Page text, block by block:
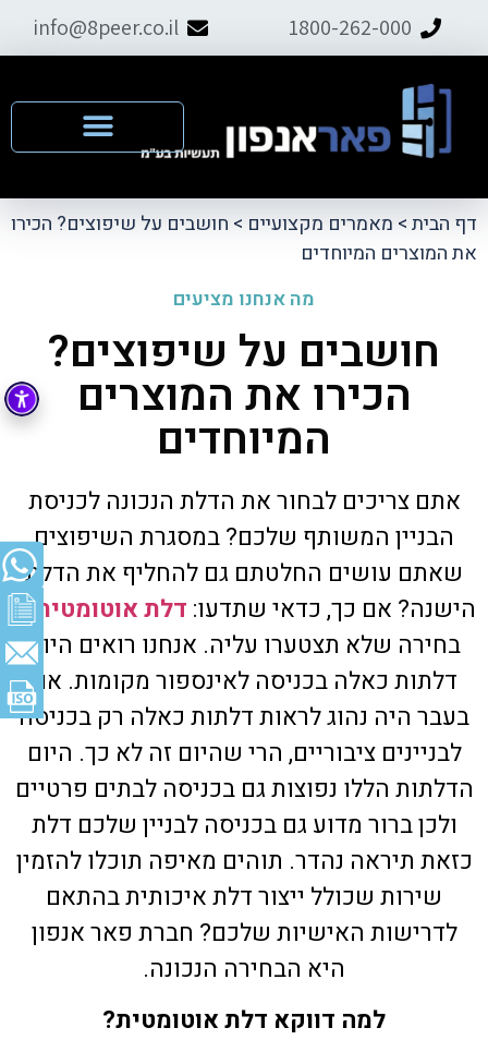
1800-262-000
info@8peer.co.il
דף הבית> מאמרים מקצועיים > חושבים על שיפוצים? הכירו
את המוצרים המיוחדים
מה אנחנו מציעים
חושבים על שיפוצים?
הכירו את המוצרים
המיוחדים
אתם צריכים לבחור את הדלת הנכונה לכניסת
הבניין המשותף שלכם? במסגרת השיפוצים
שאתם עושים החלטתם גם להחליף את הדלת
הישנה? אם כך, כדאי שתדעו: דלת אוטומטיתזו
בחירה שלא תצטערו עליה. אנחנו רואים היום
דלתות כאלה בכניסה לאינספור מקומות. אם
בעבר היה נהוג לראות דלתות כאלה רק בכניסה
לבניינים ציבוריים, הרי שהיום זה לא כך. היום
הדלתות הללו נפוצות גם בכניסה לבתים פרטיים
ולכן ברור מדוע גם בכניסה לבניין שלכם דלת
כזאת תיראה נהדר. תוהים מאיפה תוכלו להזמין
שירות שכולל ייצור דלת איכותית בהתאם
לדרישות האישיות שלכם? חברת פאר אנפון
היא הבחירה הנכונה.
למה דווקא דלת אוטומטית?